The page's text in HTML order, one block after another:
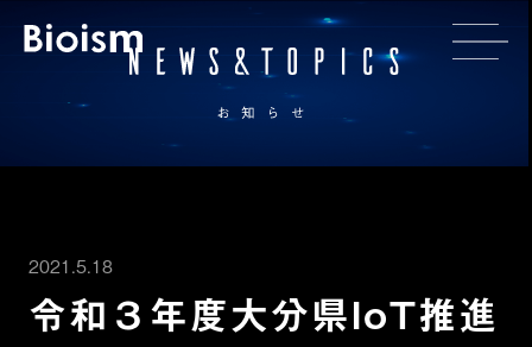
2021.5.18
令和３年度大分県IoT推進